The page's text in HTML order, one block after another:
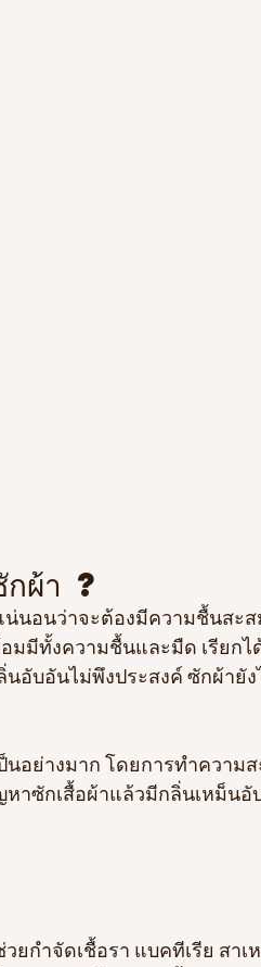
กผ้า ?
น่นอนว่าจะต้องมีความชื้นสะ
มมีทั้งความชื้นและมืด เรียกไ
อับอันไม่พึงประสงค์ ซักผ้ายัง
นอย่างมาก โดยการทำความ
หาซักเสื้อผ้าแล้วมีกลิ่นเหม็น
ยกำจัดเชื้อรา แบคทีเรีย สาเ